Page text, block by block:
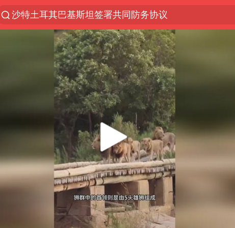
沙特土耳其巴基斯坦签署共同防务协议
美股存储板块集体大跌
中医教你一招提升气血
上海：台风白海豚或将带来龙卷风
四川宜宾地震网友称睡觉被摇醒
百花奖开幕式
老中医：立秋后养心是关键
中国女篮70-67险胜尼日利亚女篮
国防部：坚决反制任何闹海挑衅图谋
“今天得有40℃了吧 为啥还不预警”
“新疆阿勒泰八月能滑雪”不实